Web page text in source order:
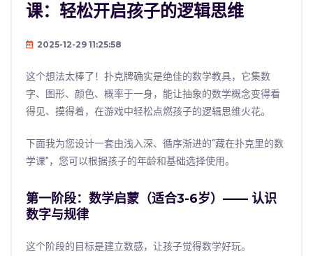
课：轻松开启孩子的逻辑思维
2025-12-29 11:25:58
这个想法太棒了！扑克牌确实是绝佳的数学教具，它集数
字、图形、颜色、概率于一身，能让抽象的数学概念变得看
得见、摸得着，在游戏中轻松点燃孩子的逻辑思维火花。
下面我为您设计一套由浅入深、循序渐进的“藏在扑克里的数
学课”，您可以根据孩子的年龄和基础选择使用。
第一阶段：数学启蒙（适合3-6岁）—— 认识
数字与规律
这个阶段的目标是建立数感，让孩子觉得数学好玩。